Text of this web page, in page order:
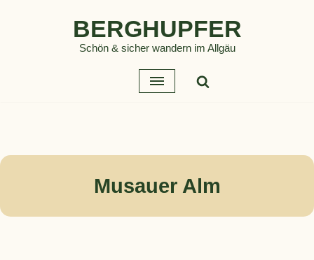
BERGHUPFER
Schön & sicher wandern im Allgäu
Musauer Alm